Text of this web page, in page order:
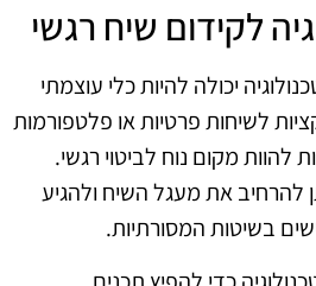
לקידום שיח רגשי
יכולה להיות כלי עוצמתי
לשיחות פרטיות או פלטפורמות
להוות מקום נוח לביטוי רגשי.
להרחיב את מעגל השיח ולהגיע
בשיטות המסורתיות.